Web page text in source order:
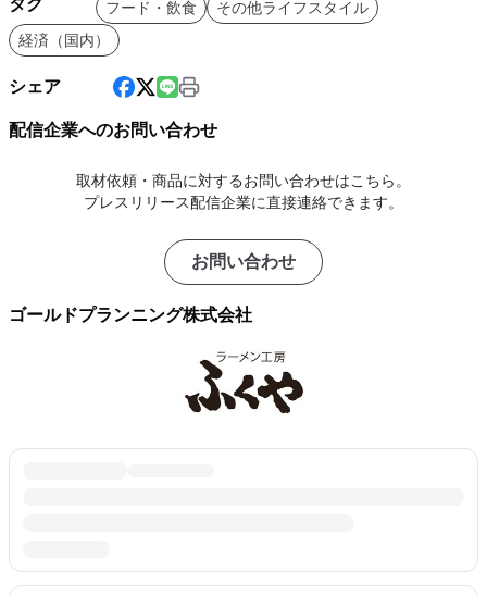
タグ フード・飲食
その他ライフスタイル
経済（国内）
シェア
配信企業へのお問い合わせ
取材依頼・商品に対するお問い合わせはこちら。
プレスリリース配信企業に直接連絡できます。
お問い合わせ
ゴールドプランニング株式会社